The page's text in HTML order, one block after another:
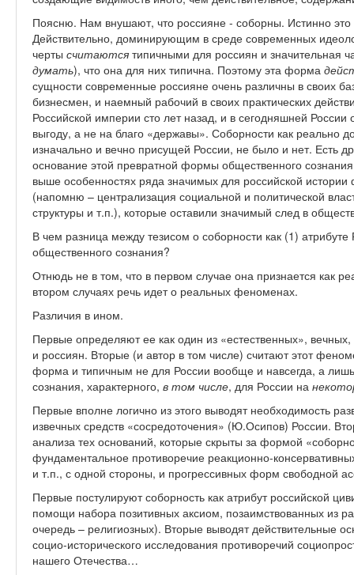
Поясню. Нам внушают, что россияне - соборны. Истинно
Действительно, доминирующим в среде современных
черты считаются типичными для россиян и значительная
думать), что она для них типична. Поэтому эта форма
сущности современные россияне очень различны в своих
бизнесмен, и наемный рабочий в своих практических
Российской империи сто лет назад, и в сегодняшней
выгоду, а не на благо «державы». Соборности как
изначально и вечно присущей России, не было и нет. Есть
основание этой превратной формы общественного
выше особенностях ряда значимых для российской
(напомню – централизация социальной и политической
структуры и т.п.), которые оставили значимый след в
В чем разница между тезисом о соборности как (1)
общественного сознания?
Отнюдь не в том, что в первом случае она признается как
втором случаях речь идет о реальных феноменах.
Различия в ином.
Первые определяют ее как один из «естественных»,
и россиян. Вторые (и автор в том числе) считают этот
форма и типичным не для России вообще и навсегда, а
сознания, характерного, в том числе, для России на
Первые вполне логично из этого выводят необходимость
извечных средств «сосредоточения» (Ю.Осипов) России.
анализа тех оснований, которые скрыты за формой
фундаментальное противоречие реакционно-
и т.п., с одной стороны, и прогрессивных форм свободной
Первые постулируют соборность как атрибут российской
помощи набора позитивных аксиом, позаимствованных из
очередь – религиозных). Вторые выводят действительные
социо-исторического исследования противоречий
нашего Отечества…